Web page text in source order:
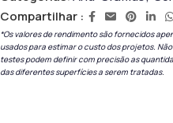
Compartilhar :
*Os valores de rendimento são fornecidos
usados ​​para estimar o custo dos projetos.
testes podem definir com precisão as
das diferentes superfícies a serem tratadas.